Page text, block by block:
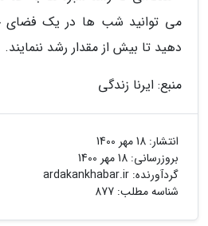
می توانید شب ها در یک فضای
دهید تا بیش از مقدار رشد ننمایند.
منبع: ایرنا زندگی
انتشار: 18 مهر 1400
بروزرسانی: 18 مهر 1400
گردآورنده: ardakankhabar.ir
شناسه مطلب: 877